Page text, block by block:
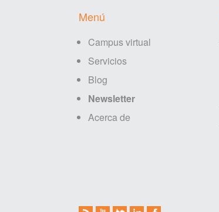
Menú
Campus virtual
Servicios
Blog
Newsletter
Acerca de